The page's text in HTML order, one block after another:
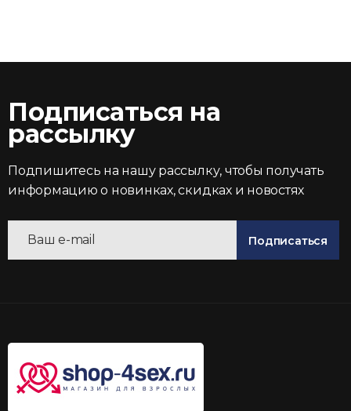
Подписаться на
рассылку
Подпишитесь на нашу рассылку, чтобы получать
информацию о новинках, скидках и новостях
Подписаться